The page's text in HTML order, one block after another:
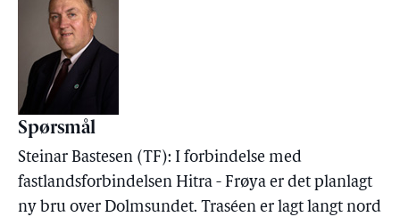
Spørsmål
Steinar Bastesen (TF): I forbindelse med
fastlandsforbindelsen Hitra - Frøya er det planlagt
ny bru over Dolmsundet. Traséen er lagt langt nord